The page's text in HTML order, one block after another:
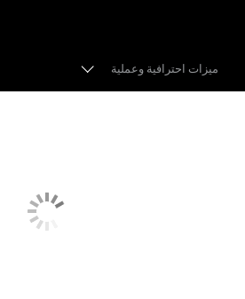
ميزات احترافية وعملية